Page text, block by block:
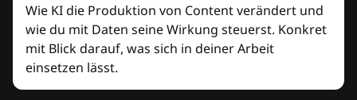
Wie KI die Produktion von Content verändert und
wie du mit Daten seine Wirkung steuerst. Konkret
mit Blick darauf, was sich in deiner Arbeit
einsetzen lässt.